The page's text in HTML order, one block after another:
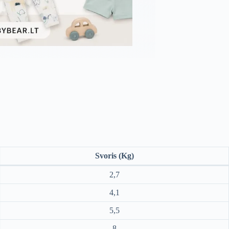
Svoris (Kg)
2,7
4,1
5,5